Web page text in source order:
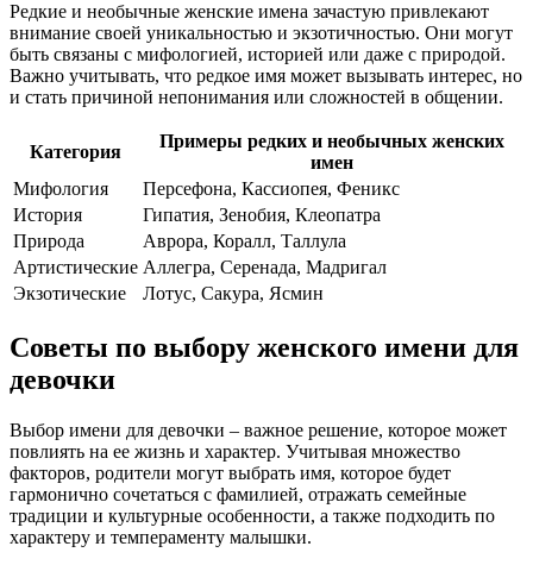
Редкие и необычные женские имена зачастую привлекают
внимание своей уникальностью и экзотичностью. Они могут
быть связаны с мифологией, историей или даже с природой.
Важно учитывать, что редкое имя может вызывать интерес, но
и стать причиной непонимания или сложностей в общении.
Категория
Примеры редких и необычных женских
имен
Мифология
Персефона, Кассиопея, Феникс
История
Гипатия, Зенобия, Клеопатра
Природа
Аврора, Коралл, Таллула
Артистические Аллегра, Серенада, Мадригал
Экзотические
Лотус, Сакура, Ясмин
Советы по выбору женского имени для
девочки
Выбор имени для девочки – важное решение, которое может
повлиять на ее жизнь и характер. Учитывая множество
факторов, родители могут выбрать имя, которое будет
гармонично сочетаться с фамилией, отражать семейные
традиции и культурные особенности, а также подходить по
характеру и темпераменту малышки.